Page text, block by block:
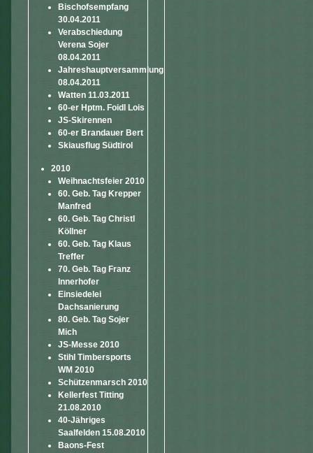
Bischofsempfang
30.04.2011
Verabschiedung
Verena Sojer
08.04.2011
Jahreshauptversammlung
08.04.2011
Watten 11.03.2011
60-er Hptm. Foidl Lois
JS-Skirennen
60-er Brandauer Bert
Skiausflug Südtirol
2010
Weihnachtsfeier 2010
60. Geb. Tag Krepper
Manfred
60. Geb. Tag Christl
Köllner
60. Geb. Tag Klaus
Treffer
70. Geb. Tag Franz
Innerhofer
Einsiedelei
Dachsanierung
80. Geb. Tag Sojer
Mich
JS-Messe 2010
Stihl Timbersports
WM 2010
Schützenmarsch 2010
Kellerfest Titting
21.08.2010
40-Jähriges
Saalfelden 15.08.2010
Baons-Fest